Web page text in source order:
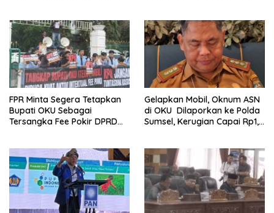
FPR Minta Segera Tetapkan
Bupati OKU Sebagai
Tersangka Fee Pokir DPRD
Gelapkan Mobil, Oknum ASN
di OKU Dilaporkan ke Polda
Sumsel, Kerugian Capai Rp1,2